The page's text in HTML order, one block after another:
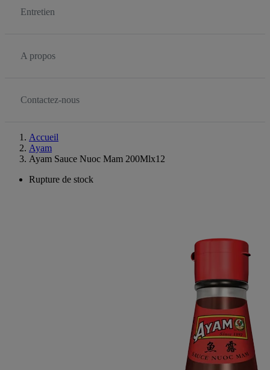
Entretien
A propos
Contactez-nous
Accueil
Ayam
Ayam Sauce Nuoc Mam 200Mlx12
Rupture de stock